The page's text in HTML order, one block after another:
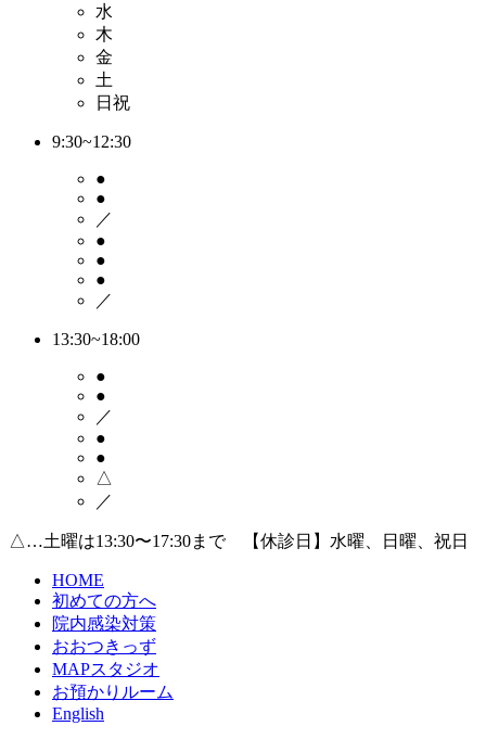
水
木
金
土
日祝
9:30~12:30
●
●
／
●
●
●
／
13:30~18:00
●
●
／
●
●
△
／
△…土曜は13:30〜17:30まで 【休診日】水曜、日曜、祝日
HOME
初めての方へ
院内感染対策
おおつきっず
MAPスタジオ
お預かりルーム
English